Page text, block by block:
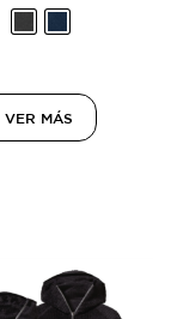
VER MÁS